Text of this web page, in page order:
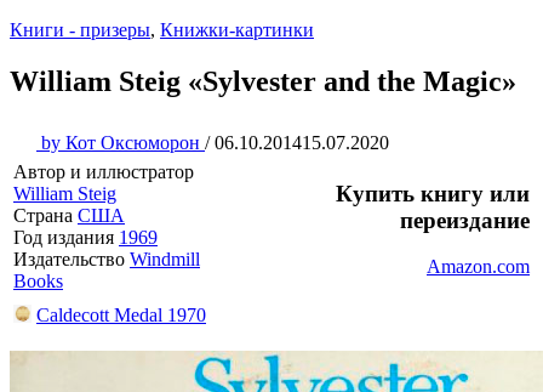
Книги - призеры, Книжки-картинки
William Steig «Sylvester and the Magic»
by Кот Оксюморон / 06.10.201415.07.2020
Автор и иллюстратор
William Steig
Страна США
Год издания 1969
Издательство Windmill
Books
Купить книгу или
переиздание
Amazon.com
Caldecott Medal 1970